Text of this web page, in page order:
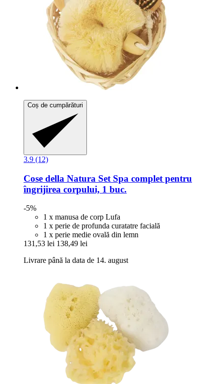
Coș de cumpărături
3.9 (12)
Cose della Natura Set Spa complet pentru
îngrijirea corpului, 1 buc.
-5%
1 x manusa de corp Lufa
1 x perie de profunda curatatre facială
1 x perie medie ovală din lemn
131,53 lei 138,49 lei
Livrare până la data de 14. august